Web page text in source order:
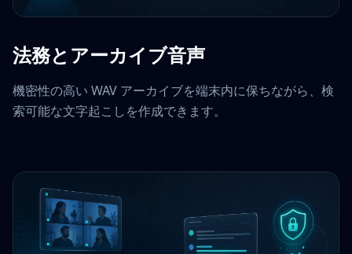
法務とアーカイブ音声
機密性の高い WAV アーカイブを端末内に保ちながら、検
索可能な文字起こしを作成できます。